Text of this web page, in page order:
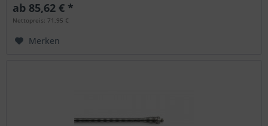
ab 85,62 € *
Nettopreis: 71,95 €
Merken